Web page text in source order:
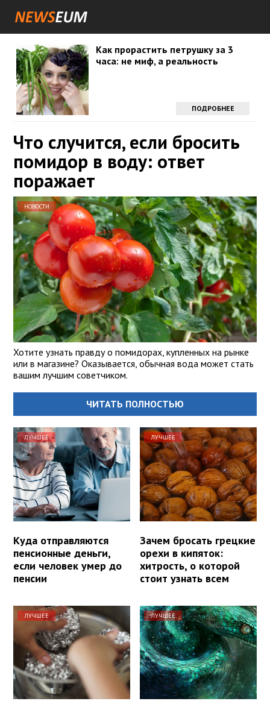
Как прорастить петрушку за 3
часа: не миф, а реальность
ПОДРОБНЕЕ
Что случится, если бросить
помидор в воду: ответ
поражает
НОВОСТИ
Хотите узнать правду о помидорах, купленных на рынке
или в магазине? Оказывается, обычная вода может стать
вашим лучшим советчиком.
ЧИТАТЬ ПОЛНОСТЬЮ
ЛУЧШЕЕ
Куда отправляются
пенсионные деньги,
если человек умер до
пенсии
ЛУЧШЕЕ
Зачем бросать грецкие
орехи в кипяток:
хитрость, о которой
стоит узнать всем
ЛУЧШЕЕ ЛУЧШЕЕ